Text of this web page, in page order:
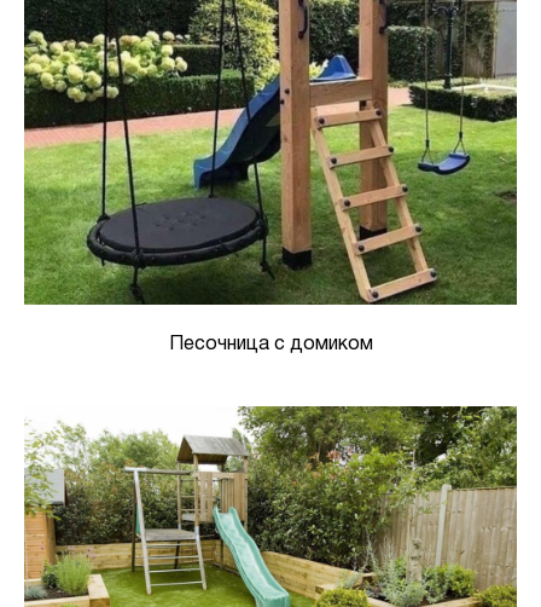
Песочница с домиком